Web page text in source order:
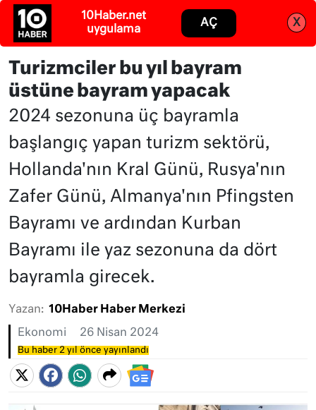
10Haber.net
uygulama
AÇ X
Abone ol Giriş
Turizmciler bu yıl bayram
üstüne bayram yapacak
2024 sezonuna üç bayramla
başlangıç yapan turizm sektörü,
Hollanda'nın Kral Günü, Rusya'nın
Zafer Günü, Almanya'nın Pfingsten
Bayramı ve ardından Kurban
Bayramı ile yaz sezonuna da dört
bayramla girecek.
Yazan: 10Haber Haber Merkezi
Ekonomi 26 Nisan 2024
Bu haber 2 yıl önce yayınlandı